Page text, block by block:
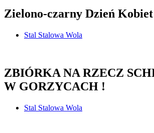
Zielono-czarny Dzień Kobiet
Stal Stalowa Wola
ZBIÓRKA NA RZECZ
W GORZYCACH !
Stal Stalowa Wola